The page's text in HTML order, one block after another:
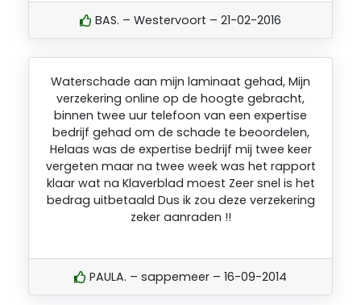
BAS. – Westervoort – 21-02-2016
Waterschade aan mijn laminaat gehad, Mijn
verzekering online op de hoogte gebracht,
binnen twee uur telefoon van een expertise
bedrijf gehad om de schade te beoordelen,
Helaas was de expertise bedrijf mij twee keer
vergeten maar na twee week was het rapport
klaar wat na Klaverblad moest Zeer snel is het
bedrag uitbetaald Dus ik zou deze verzekering
zeker aanraden !!
PAULA. – sappemeer – 16-09-2014